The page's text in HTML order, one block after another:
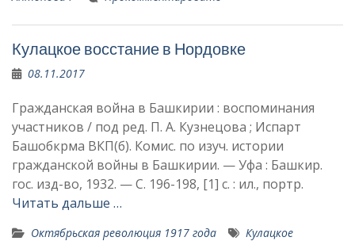
Кулацкое восстание в Нордовке
08.11.2017
Гражданская война в Башкирии : воспоминания
участников / под ред. П. А. Кузнецова ; Испарт
Башобкрма ВКП(б). Комис. по изуч. истории
гражданской войны в Башкирии. — Уфа : Башкир.
гос. изд-во, 1932. — С. 196-198, [1] с. : ил., портр.
Читать дальше …
Октябрьская революция 1917 года
Кулацкое